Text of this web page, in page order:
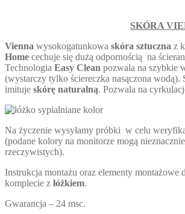
SKÓRA
Vienna wysokogatunkowa skóra sztuczna z
Home cechuje się dużą odpornością na
Technologia Easy Clean pozwala na szybkie
(wystarczy tylko ściereczka nasączona wodą).
imituje skórę naturalną. Pozwala na
Na życzenie wysyłamy próbki w celu
(podane kolory na monitorze mogą
rzeczywistych).
Instrukcja montażu oraz elementy montażowe
komplecie z łóżkiem.
Gwarancja – 24 msc.